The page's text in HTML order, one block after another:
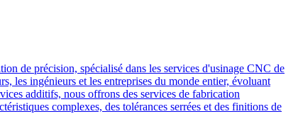
de précision, spécialisé dans les services d'usinage CNC de
les ingénieurs et les entreprises du monde entier, évoluant
additifs, nous offrons des services de fabrication
complexes, des tolérances serrées et des finitions de